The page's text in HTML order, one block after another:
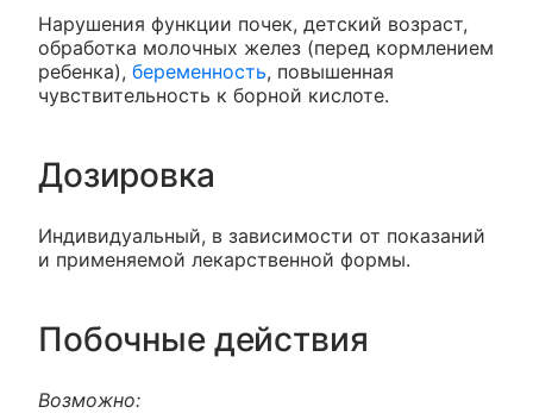
Нарушения функции почек, детский возраст,
обработка молочных желез (перед кормлением
ребенка), беременность, повышенная
чувствительность к борной кислоте.
Дозировка
Индивидуальный, в зависимости от показаний
и применяемой лекарственной формы.
Побочные действия
Возможно: